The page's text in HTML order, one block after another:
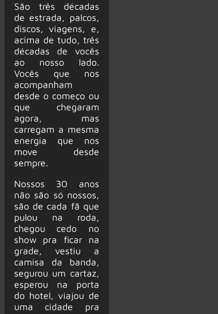
São três décadas
de estrada, palcos,
discos, viagens, e,
acima de tudo, três
décadas de vocês
ao nosso lado.
Vocês que nos
acompanham
desde o começo ou
que chegaram
agora, mas
carregam a mesma
energia que nos
move desde
sempre.
Nossos 30 anos
não são só nossos,
são de cada fã que
pulou na roda,
chegou cedo no
show pra ficar na
grade, vestiu a
camisa da banda,
segurou um cartaz,
esperou na porta
do hotel, viajou de
uma cidade pra